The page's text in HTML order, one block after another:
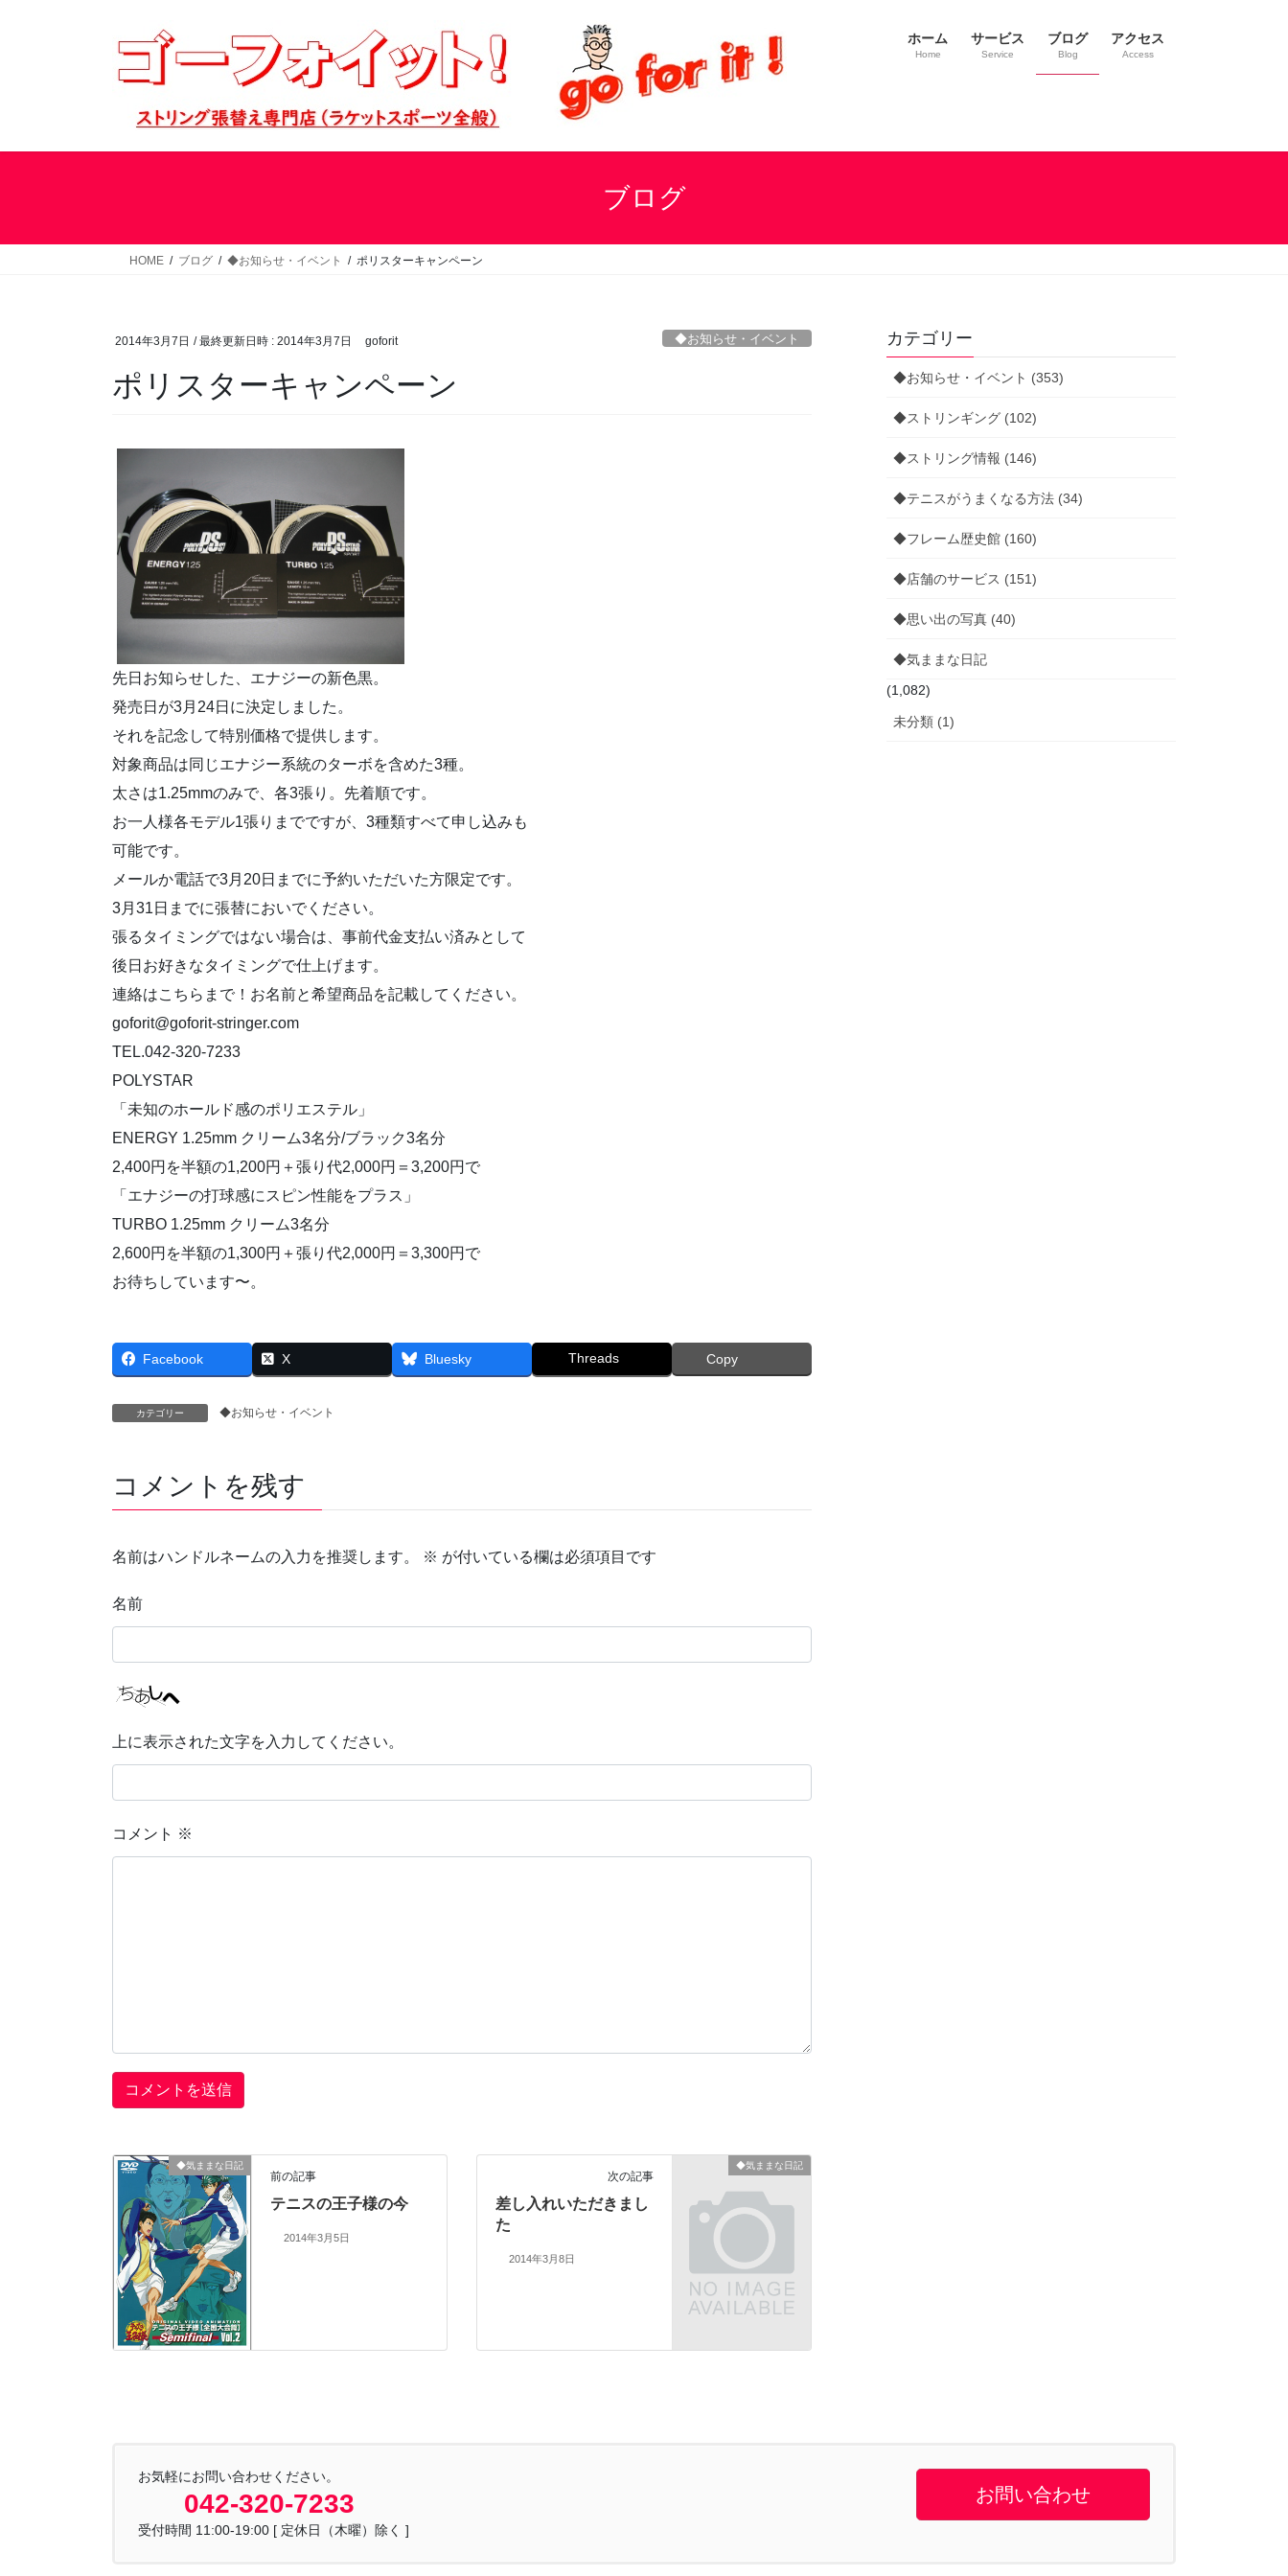
ス
ン
ホーム
Home
サービス
Service
ブログ
Blog
アクセス
Access
ブログ
HOME ブログ ◆お知らせ・イベント ポリスターキャンペーン
2014年3月7日 / 最終更新日時 : 2014年3月7日 goforit ◆お知らせ・イベント
ポリスターキャンペーン
先日お知らせした、エナジーの新色黒。
発売日が3月24日に決定しました。
それを記念して特別価格で提供します。
対象商品は同じエナジー系統のターボを含めた3種。
太さは1.25mmのみで、各3張り。先着順です。
お一人様各モデル1張りまでですが、3種類すべて申し込みも
可能です。
メールか電話で3月20日までに予約いただいた方限定です。
3月31日までに張替においでください。
張るタイミングではない場合は、事前代金支払い済みとして
後日お好きなタイミングで仕上げます。
連絡はこちらまで！お名前と希望商品を記載してください。
goforit@goforit-stringer.com
TEL.042-320-7233
POLYSTAR
「未知のホールド感のポリエステル」
ENERGY 1.25mm クリーム3名分/ブラック3名分
2,400円を半額の1,200円＋張り代2,000円＝3,200円で
「エナジーの打球感にスピン性能をプラス」
TURBO 1.25mm クリーム3名分
2,600円を半額の1,300円＋張り代2,000円＝3,300円で
お待ちしています〜。
Facebook X Bluesky Threads Copy
カテゴリー ◆お知らせ・イベント
コメントを残す
名前はハンドルネームの入力を推奨します。 ※ が付いている欄は必須項目です
名前
上に表示された文字を入力してください。
コメント ※
◆気ままな日記
前の記事
テニスの王子様の今
2014年3月5日
◆気ままな日記
次の記事
差し入れいただきまし
た
2014年3月8日
カテゴリー
◆お知らせ・イベント (353)
◆ストリンギング (102)
◆ストリング情報 (146)
◆テニスがうまくなる方法 (34)
◆フレーム歴史館 (160)
◆店舗のサービス (151)
◆思い出の写真 (40)
◆気ままな日記
(1,082)
未分類 (1)
お気軽にお問い合わせください。
042-320-7233
受付時間 11:00-19:00 [ 定休日（木曜）除く ]
お問い合わせ